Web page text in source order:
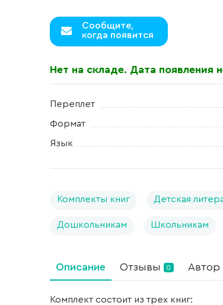
Сообщите,
когда появится
Нет на складе. Дата появления
Переплет
Формат
Язык
Комплекты книг Детская
Дошкольникам Школьникам
Описание Отзывы 0 Автор
Комплект состоит из трех книг: